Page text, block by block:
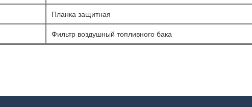
Планка защитная
Фильтр воздушный топливного бака